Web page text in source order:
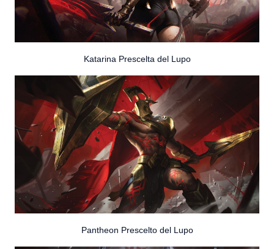
Katarina Prescelta del Lupo
Pantheon Prescelto del Lupo